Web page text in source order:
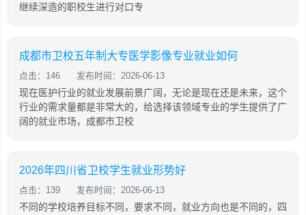
继续深造的职校生进行对口专
成都市卫校五年制大专医学影像专业就业如何
点击：146 发布时间：2026-06-13
现在医护行业的就业发展前景广阔，无论是现在还是未来，这个
行业的需求量都是非常大的，给选择该领域专业的学生提供了广
阔的就业市场，成都市卫校
2026年四川省卫校学生就业形势好
点击：139 发布时间：2026-06-13
不同的学校培养目标不同，要求不同，就业方向也是不同的，四